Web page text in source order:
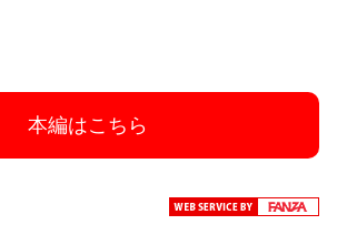
本編はこちら